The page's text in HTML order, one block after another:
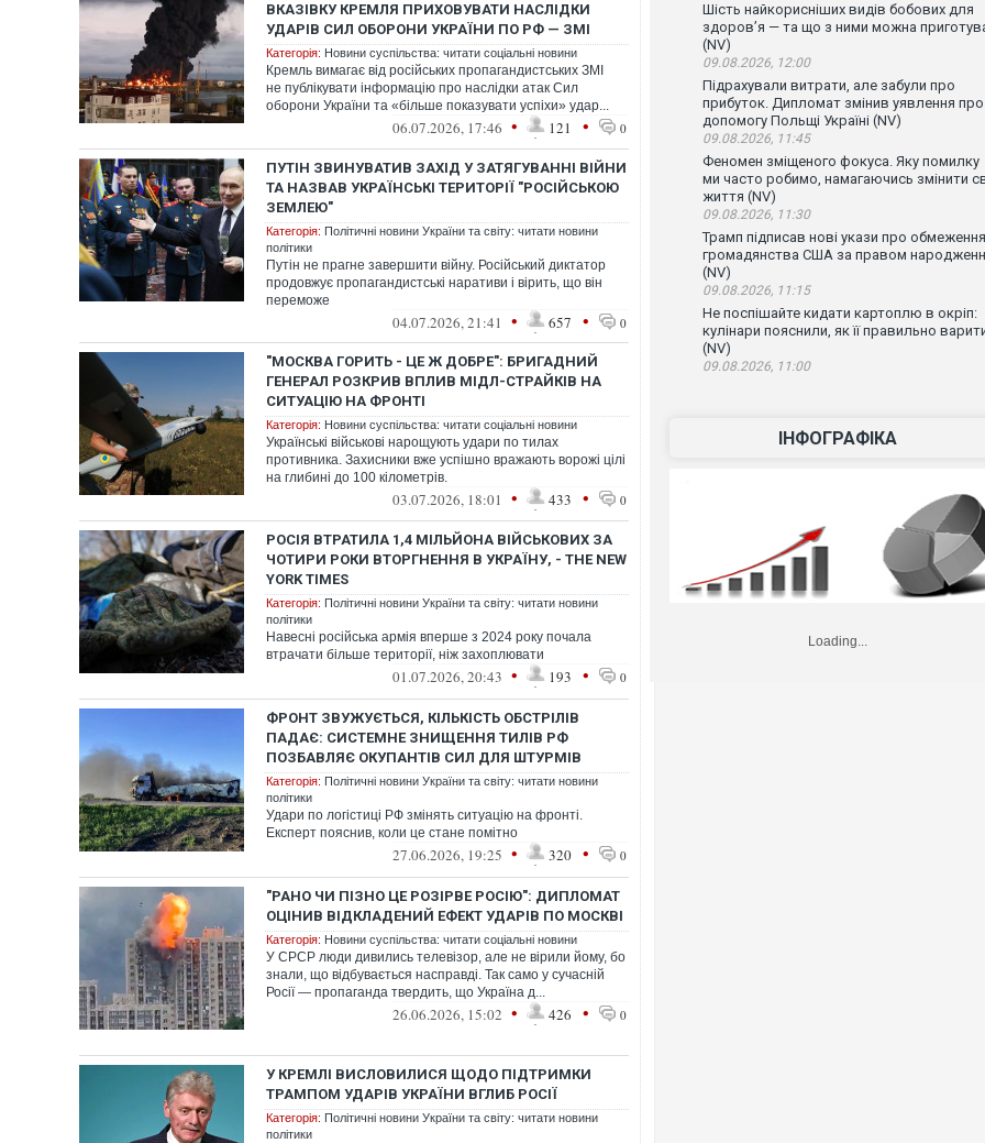
ВКАЗІВКУ КРЕМЛЯ ПРИХОВУВАТИ НАСЛІДКИ
УДАРІВ СИЛ ОБОРОНИ УКРАЇНИ ПО РФ — ЗМІ
Категорія: Новини суспільства: читати соціальні новини
Кремль вимагає від російських пропагандистських ЗМІ
не публікувати інформацію про наслідки атак Сил
оборони України та «більше показувати успіхи» удар...
06.07.2026, 17:46 • 121 • 0
ПУТІН ЗВИНУВАТИВ ЗАХІД У ЗАТЯГУВАННІ ВІЙНИ
ТА НАЗВАВ УКРАЇНСЬКІ ТЕРИТОРІЇ "РОСІЙСЬКОЮ
ЗЕМЛЕЮ"
Категорія: Політичні новини України та світу: читати новини
політики
Путін не прагне завершити війну. Російський диктатор
продовжує пропагандистські наративи і вірить, що він
переможе
04.07.2026, 21:41 • 657 • 0
"МОСКВА ГОРИТЬ - ЦЕ Ж ДОБРЕ": БРИГАДНИЙ
ГЕНЕРАЛ РОЗКРИВ ВПЛИВ МІДЛ-СТРАЙКІВ НА
СИТУАЦІЮ НА ФРОНТІ
Категорія: Новини суспільства: читати соціальні новини
Українські військові нарощують удари по тилах
противника. Захисники вже успішно вражають ворожі цілі
на глибині до 100 кілометрів.
03.07.2026, 18:01 • 433 • 0
РОСІЯ ВТРАТИЛА 1,4 МІЛЬЙОНА ВІЙСЬКОВИХ ЗА
ЧОТИРИ РОКИ ВТОРГНЕННЯ В УКРАЇНУ, - THE NEW
YORK TIMES
Категорія: Політичні новини України та світу: читати новини
політики
Навесні російська армія вперше з 2024 року почала
втрачати більше території, ніж захоплювати
01.07.2026, 20:43 • 193 • 0
ФРОНТ ЗВУЖУЄТЬСЯ, КІЛЬКІСТЬ ОБСТРІЛІВ
ПАДАЄ: СИСТЕМНЕ ЗНИЩЕННЯ ТИЛІВ РФ
ПОЗБАВЛЯЄ ОКУПАНТІВ СИЛ ДЛЯ ШТУРМІВ
Категорія: Політичні новини України та світу: читати новини
політики
Удари по логістиці РФ змінять ситуацію на фронті.
Експерт пояснив, коли це стане помітно
27.06.2026, 19:25 • 320 • 0
"РАНО ЧИ ПІЗНО ЦЕ РОЗІРВЕ РОСІЮ": ДИПЛОМАТ
ОЦІНИВ ВІДКЛАДЕНИЙ ЕФЕКТ УДАРІВ ПО МОСКВІ
Категорія: Новини суспільства: читати соціальні новини
У СРСР люди дивились телевізор, але не вірили йому, бо
знали, що відбувається насправді. Так само у сучасній
Росії — пропаганда твердить, що Україна д...
26.06.2026, 15:02 • 426 • 0
У КРЕМЛІ ВИСЛОВИЛИСЯ ЩОДО ПІДТРИМКИ
ТРАМПОМ УДАРІВ УКРАЇНИ ВГЛИБ РОСІЇ
Категорія: Політичні новини України та світу: читати новини
політики
Шість найкорисніших видів бобових для
здоров’я — та що з ними можна
(NV)
09.08.2026, 12:00
Підрахували витрати, але забули про
прибуток. Дипломат змінив уявлення про
допомогу Польщі Україні (NV)
09.08.2026, 11:45
Феномен зміщеного фокуса. Яку помилку
ми часто робимо, намагаючись змінити
життя (NV)
09.08.2026, 11:30
Трамп підписав нові укази про обмеження
громадянства США за правом
(NV)
09.08.2026, 11:15
Не поспішайте кидати картоплю в окріп:
кулінари пояснили, як її правильно
(NV)
09.08.2026, 11:00
ІНФОГРАФІКА
Loading...